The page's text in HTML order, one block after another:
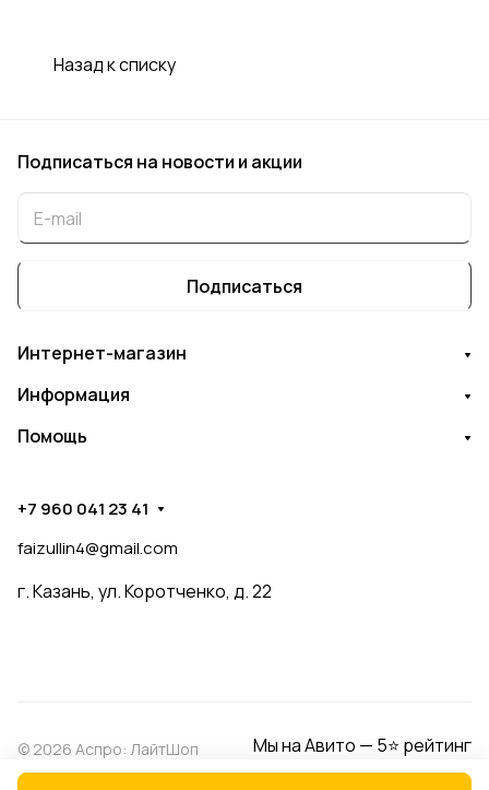
Назад к списку
Подписаться на новости и акции
Подписаться
Интернет-магазин
Информация
Помощь
+7 960 041 23 41
faizullin4@gmail.com
г. Казань, ул. Коротченко, д. 22
© 2026 Аспро: ЛайтШоп Мы на Авито — 5⭐ рейтинг